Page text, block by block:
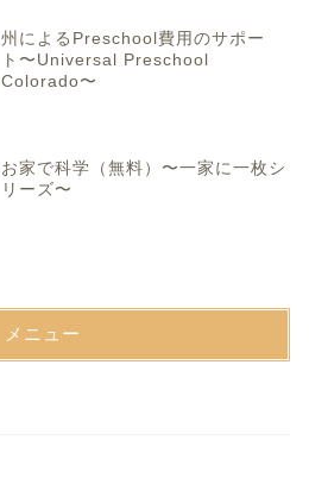
州によるPreschool費用のサポー
ト〜Universal Preschool
Colorado〜
お家で科学（無料）〜一家に一枚シ
リーズ〜
メニュー